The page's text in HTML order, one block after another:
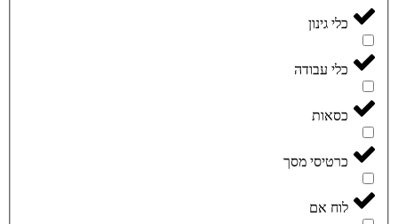
כלי גינון
כלי עבודה
כסאות
כרטיסי מסך
לוח אם